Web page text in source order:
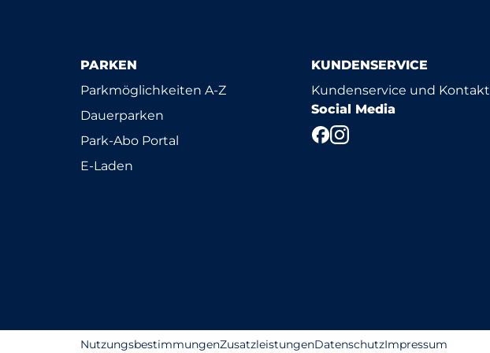
PARKEN
Parkmöglichkeiten A-Z
Dauerparken
Park-Abo Portal
E-Laden
KUNDENSERVICE
Kundenservice und Kontakt
Social Media
NutzungsbestimmungenZusatzleistungenDatenschutzImpressum